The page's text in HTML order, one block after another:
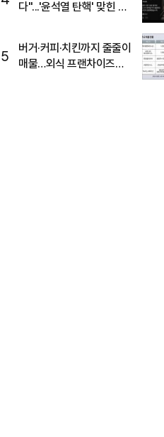
다"...'윤석열 탄핵' 맞힌 무
5
버거·커피·치킨까지 줄줄이
매물…외식 프랜차이즈